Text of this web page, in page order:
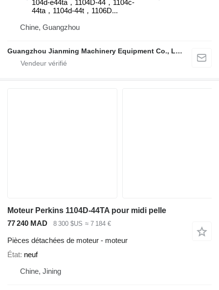
104d-e44ta，1104D-44，1104c-
44ta，1104d-44t，1106D...
Chine, Guangzhou
Guangzhou Jianming Machinery Equipment Co., Ltd.
Moteur Perkins 1104D-44TA pour midi pelle
77 240 MAD
8 300 $US ≈ 7 184 €
Pièces détachées de moteur - moteur
État neuf
Chine, Jining